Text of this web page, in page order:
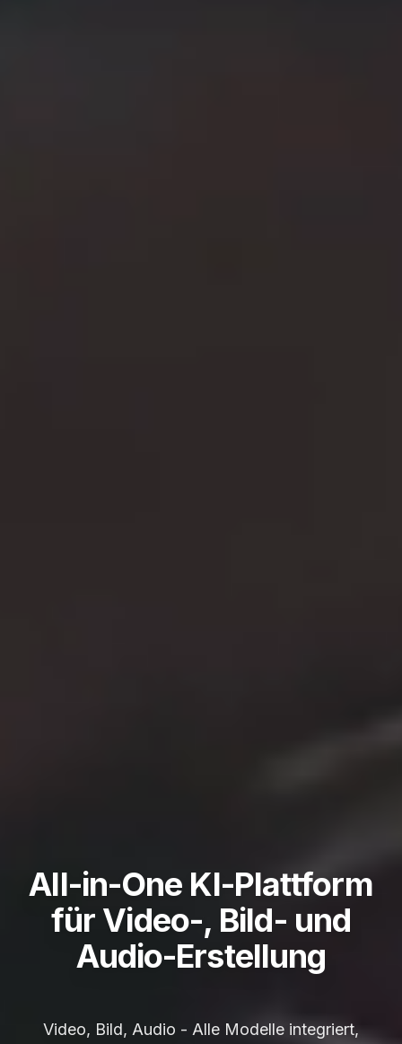
All-in-One KI-Plattform
für Video-, Bild- und
Audio-Erstellung
Video, Bild, Audio - Alle Modelle integriert,